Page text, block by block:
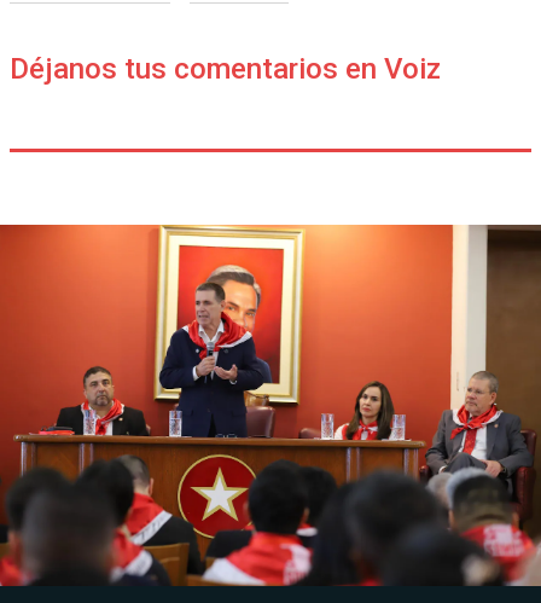
Déjanos tus comentarios en Voiz